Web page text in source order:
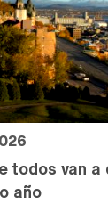
todos van a
año